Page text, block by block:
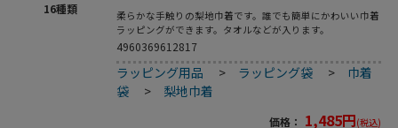
16種類
柔らかな手触りの梨地巾着です。誰でも簡単にかわいい巾着
ラッピングができます。タオルなどが入ります。
4960369612817
ラッピング用品 > ラッピング袋 > 巾着
袋
> 梨地巾着
価格： 1,485円(税込)